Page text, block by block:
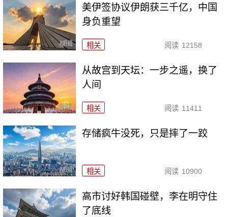
美伊签协议伊朗获三千亿，中国
身负重望
相关 阅读 12158
从故宫到天坛：一步之遥，换了
人间
相关 阅读 11411
存储疯牛没死，只是摔了一跤
相关 阅读 10900
高市讨好韩国碰壁，李在明守住
了底线